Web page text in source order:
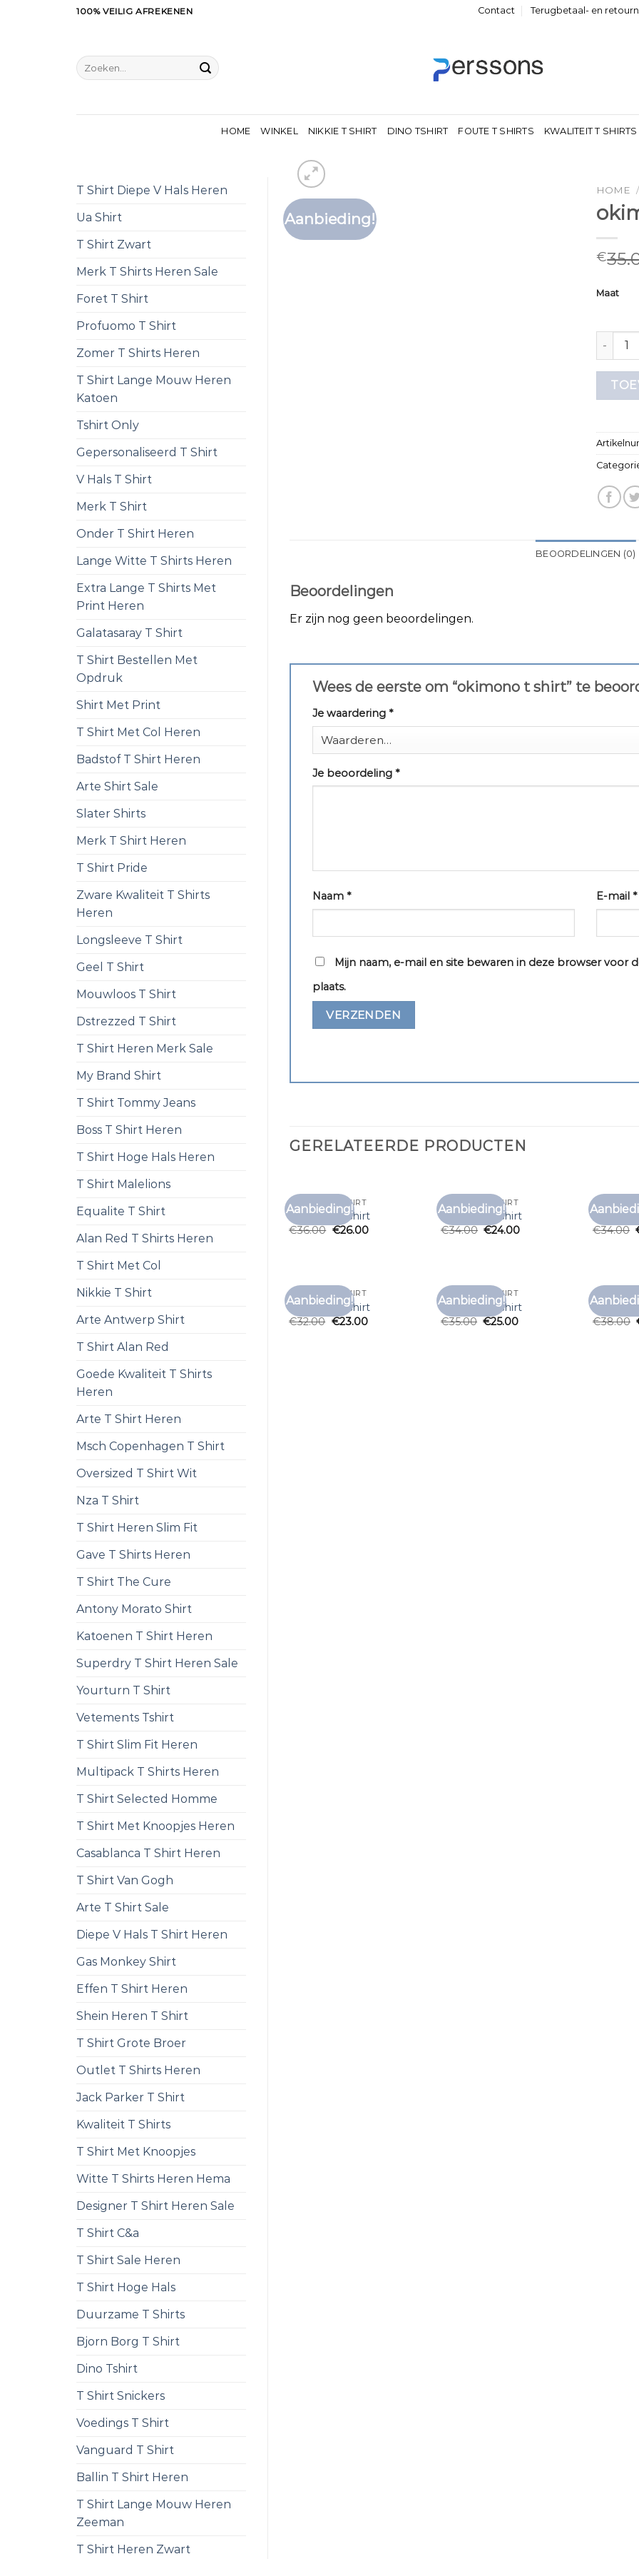
100% VEILIG AFREKENEN Contact Terugbetaal- en
Zoeken
naar:
HOME WINKEL NIKKIE T SHIRT DINO TSHIRT FOUTE T SHIRTS KWALITEIT T SHIRTS
T Shirt Diepe V Hals Heren
Ua Shirt
T Shirt Zwart
Merk T Shirts Heren Sale
Foret T Shirt
Profuomo T Shirt
Zomer T Shirts Heren
T Shirt Lange Mouw Heren
Katoen
Tshirt Only
Gepersonaliseerd T Shirt
V Hals T Shirt
Merk T Shirt
Onder T Shirt Heren
Lange Witte T Shirts Heren
Extra Lange T Shirts Met
Print Heren
Galatasaray T Shirt
T Shirt Bestellen Met
Opdruk
Shirt Met Print
T Shirt Met Col Heren
Badstof T Shirt Heren
Arte Shirt Sale
Slater Shirts
Merk T Shirt Heren
T Shirt Pride
Zware Kwaliteit T Shirts
Heren
Longsleeve T Shirt
Geel T Shirt
Mouwloos T Shirt
Dstrezzed T Shirt
T Shirt Heren Merk Sale
My Brand Shirt
T Shirt Tommy Jeans
Boss T Shirt Heren
T Shirt Hoge Hals Heren
T Shirt Malelions
Equalite T Shirt
Alan Red T Shirts Heren
T Shirt Met Col
Nikkie T Shirt
Arte Antwerp Shirt
T Shirt Alan Red
Goede Kwaliteit T Shirts
Heren
Arte T Shirt Heren
Msch Copenhagen T Shirt
Oversized T Shirt Wit
Nza T Shirt
T Shirt Heren Slim Fit
Gave T Shirts Heren
T Shirt The Cure
Antony Morato Shirt
Katoenen T Shirt Heren
Superdry T Shirt Heren Sale
Yourturn T Shirt
Vetements Tshirt
T Shirt Slim Fit Heren
Multipack T Shirts Heren
T Shirt Selected Homme
T Shirt Met Knoopjes Heren
Casablanca T Shirt Heren
T Shirt Van Gogh
Arte T Shirt Sale
Diepe V Hals T Shirt Heren
Gas Monkey Shirt
Effen T Shirt Heren
Shein Heren T Shirt
T Shirt Grote Broer
Outlet T Shirts Heren
Jack Parker T Shirt
Kwaliteit T Shirts
T Shirt Met Knoopjes
Witte T Shirts Heren Hema
Designer T Shirt Heren Sale
T Shirt C&a
T Shirt Sale Heren
T Shirt Hoge Hals
Duurzame T Shirts
Bjorn Borg T Shirt
Dino Tshirt
T Shirt Snickers
Voedings T Shirt
Vanguard T Shirt
Ballin T Shirt Heren
T Shirt Lange Mouw Heren
Zeeman
T Shirt Heren Zwart
Aanbieding!
HOME /
€
Maat
BEOORDELINGEN (0)
Beoordelingen
Er zijn nog geen beoordelingen.
Wees de eerste om “okimono t shirt” te
Je waardering *
Je beoordeling *
Naam * E-mail*
Mijn naam, e-mail en site bewaren in deze browser voor
plaats.
GERELATEERDE PRODUCTEN
Aanbieding!
OKIMONO T SHIRT
okimono t shirt
€36.00 €26.00
Aanbieding!
OKIMONO T SHIRT
okimono t shirt
€34.00 €24.00
OKIMONO
€34.00
Aanbieding!
OKIMONO T SHIRT
okimono t shirt
€32.00 €23.00
Aanbieding!
OKIMONO T SHIRT
okimono t shirt
€35.00 €25.00
OKIMONO
€38.00